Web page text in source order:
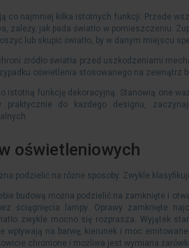
co najmniej kilka istotnych funkcji. Przede
zależy, jak pada światło w pomieszczeniu.
lub skupić światło, by w danym miejscu
źródło światła przed uszkodzeniami
oświetlenia stosowanego na zewnątrz
istotną funkcję dekoracyjną. Stanowią one
praktycznie do każdego designu,
oświetleniowych
podzielić na różne sposoby. Zwykle
budową można podzielić na zamknięte i
ściągnięcia lampy. Oprawy zamknięte
zwykle mocno się rozprasza. Wyjątek
wpływają na barwę, kierunek i moc
chronione i możliwa jest wymiana